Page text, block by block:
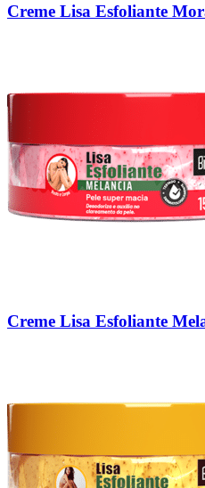
Creme Lisa Esfoliante
Creme Lisa Esfoliante